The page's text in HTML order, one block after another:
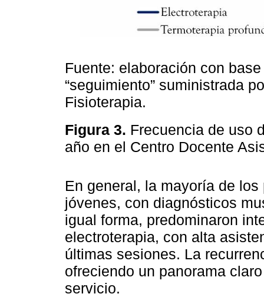
Fuente: elaboración con
“seguimiento” suministrada
Fisioterapia.
Figura 3. Frecuencia de uso
año en el Centro Docente
En general, la mayoría de
jóvenes, con diagnósticos
igual forma, predominaron
electroterapia, con alta
últimas sesiones. La
ofreciendo un panorama
servicio.